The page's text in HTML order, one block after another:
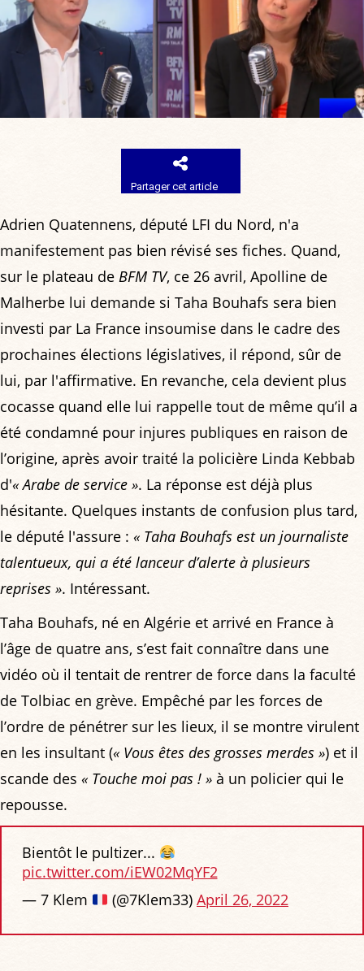
Partager cet article
Adrien Quatennens, député LFI du Nord, n'a
manifestement pas bien révisé ses fiches. Quand,
sur le plateau de BFM TV, ce 26 avril, Apolline de
Malherbe lui demande si Taha Bouhafs sera bien
investi par La France insoumise dans le cadre des
prochaines élections législatives, il répond, sûr de
lui, par l'affirmative. En revanche, cela devient plus
cocasse quand elle lui rappelle tout de même qu’il a
été condamné pour injures publiques en raison de
l’origine, après avoir traité la policière Linda Kebbab
d'« Arabe de service ». La réponse est déjà plus
hésitante. Quelques instants de confusion plus tard,
le député l'assure : « Taha Bouhafs est un journaliste
talentueux, qui a été lanceur d’alerte à plusieurs
reprises ». Intéressant.
Taha Bouhafs, né en Algérie et arrivé en France à
l’âge de quatre ans, s’est fait connaître dans une
vidéo où il tentait de rentrer de force dans la faculté
de Tolbiac en grève. Empêché par les forces de
l’ordre de pénétrer sur les lieux, il se montre virulent
en les insultant (« Vous êtes des grosses merdes ») et il
scande des « Touche moi pas ! » à un policier qui le
repousse.
Bientôt le pultizer...
pic.twitter.com/iEW02MqYF2
— 7 Klem
(@7Klem33) April 26, 2022